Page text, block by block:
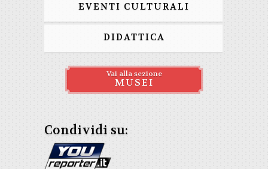
EVENTI CULTURALI
DIDATTICA
Vai alla sezione
MUSEI
Condividi su: